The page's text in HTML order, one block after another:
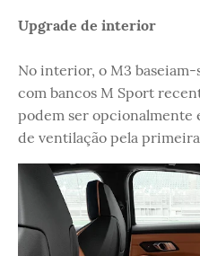
Upgrade de interior
No interior, o M3
com bancos M Sport
podem ser opcionalmente
de ventilação pela